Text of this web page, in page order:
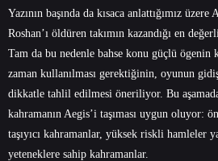
Yazının başında da kısaca anlattığımız
Roshan’ı öldüren takımın kazandığı en
Tam da bu nedenle bahse konu güçlü ögenin
zaman kullanılması gerektiğinin, oyunun
dikkatle tahlil edilmesi öneriliyor. Bu
kahramanın Aegis’i taşıması uygun oluyor:
taşıyıcı kahramanlar, yüksek riskli hamleler
yeteneklere sahip kahramanlar.